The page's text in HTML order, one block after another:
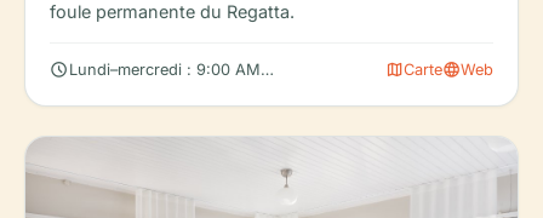
foule permanente du Regatta.
schedule Lundi–mercredi : 9:00 AM – 8:00 PM mapCartelanguageWeb